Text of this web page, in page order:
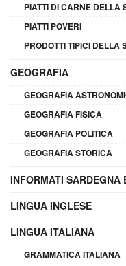
PIATTI DI CARNE DELLA
PIATTI POVERI
PRODOTTI TIPICI DELLA
GEOGRAFIA
GEOGRAFIA
GEOGRAFIA FISICA
GEOGRAFIA POLITICA
GEOGRAFIA STORICA
INFORMATI SARDEGNA
LINGUA INGLESE
LINGUA ITALIANA
GRAMMATICA ITALIANA